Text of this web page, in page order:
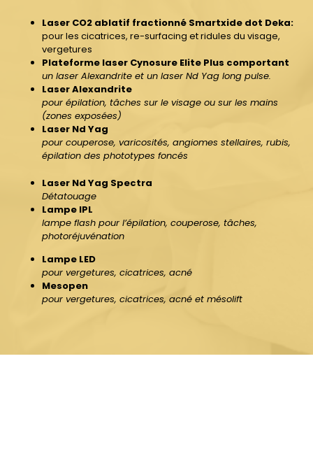
Laser CO2 ablatif fractionné Smartxide dot Deka:
pour les cicatrices, re-surfacing et ridules du visage,
vergetures
Plateforme laser Cynosure Elite Plus comportant
un laser Alexandrite et un laser Nd Yag long pulse.
Laser Alexandrite
pour épilation, tâches sur le visage ou sur les mains
(zones exposées)
Laser Nd Yag
pour couperose, varicosités, angiomes stellaires, rubis,
épilation des phototypes foncés
Laser Nd Yag Spectra
Détatouage
Lampe IPL
lampe flash pour l’épilation, couperose, tâches,
photoréjuvénation
Lampe LED
pour vergetures, cicatrices, acné
Mesopen
pour vergetures, cicatrices, acné et mésolift